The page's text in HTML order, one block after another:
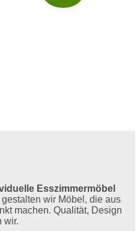
Esszimmermöbel
wir Möbel, die aus
machen. Qualität, Design
wir.